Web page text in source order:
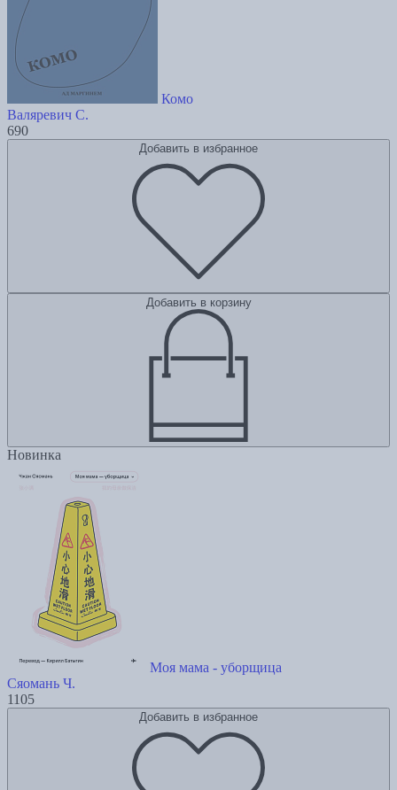
Комо
Валяревич С.
690
Добавить в избранное
Добавить в корзину
Новинка
Моя мама - уборщица
Сяомань Ч.
1105
Добавить в избранное